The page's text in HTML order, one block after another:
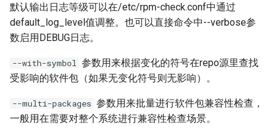
默认输出日志等级可以在/etc/rpm-check.conf中通过
default_log_level值调整。也可以直接命令中--verbose参
数启用DEBUG日志。
--with-symbol
参数用来根据变化的符号在repo源里查找
受影响的软件包（如果无变化符号则无影响）。
--multi-packages 参数用来批量进行软件包兼容性检查，
一般用在需要对整个系统进行兼容性检查场景。